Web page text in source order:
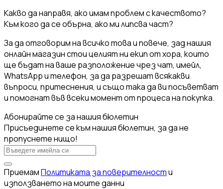
Какво да направя, ако имам проблем с качеството?
Към кого да се обърна, ако ми липсва част?
За да отговорим на всичко това и повече, зад нашия
онлайн магазин стои целият ни екип от хора, които
ще бъдат на ваше разположение чрез чат, имейл,
WhatsApp и телефон, за да разрешат всякакви
въпроси, притеснения, и също така да ви посъветват
и помогнат във всеки момент от процеса на покупка.
Абонирайте се за нашия бюлетин
Присъединете се към нашия бюлетин, за да не
пропуснете нищо!
ПриемамПолитиката за поверителности
използването на моите данни